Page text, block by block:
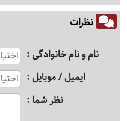
نظرات
نام و نام خانوادگی
ایمیل / موبایل
نظر شما